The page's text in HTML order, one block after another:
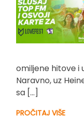
omiljene hitove i
Naravno, uz
sa […]
PROČITAJ VIŠE